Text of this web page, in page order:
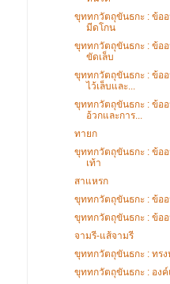
ขุททกวัตถุขันธกะ : ข้อ
มีดโกน
ขุททกวัตถุขันธกะ : ข้อ
ขัดเล็บ
ขุททกวัตถุขันธกะ : ข้อ
ไว้เล็บและ...
ขุททกวัตถุขันธกะ : ข้อ
อ้วกและการ...
ทายก
ขุททกวัตถุขันธกะ : ข้อ
เท้า
สาแหรก
ขุททกวัตถุขันธกะ : ข้อ
ขุททกวัตถุขันธกะ : ข้อ
จามรี-แส้จามรี
ขุททกวัตถุขันธกะ : ทร
ขุททกวัตถุขันธกะ : อง